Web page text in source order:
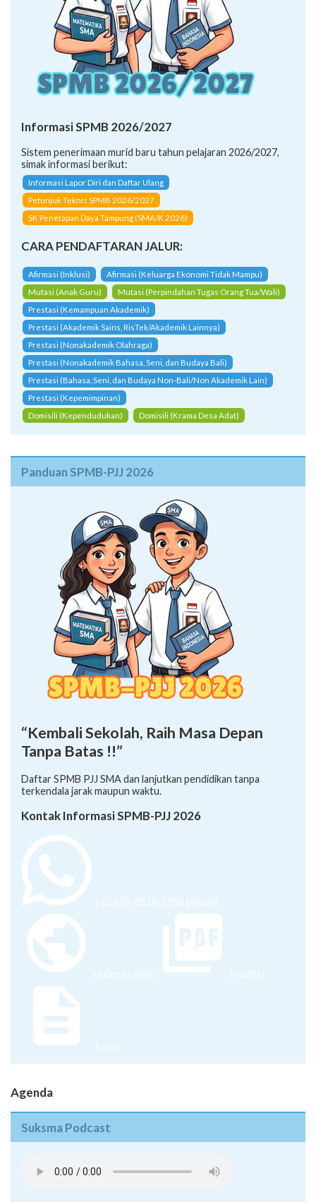
Informasi SPMB 2026/2027
Sistem penerimaan murid baru tahun pelajaran 2026/2027,
simak informasi berikut:
Informasi Lapor Diri dan Daftar Ulang
Petunjuk Teknis SPMB 2026/2027
SK Penetapan Daya Tampung (SMA/K 2026)
CARA PENDAFTARAN JALUR:
Afirmasi (Inklusi)
Afirmasi (Keluarga Ekonomi Tidak Mampu)
Mutasi (Anak Guru)
Mutasi (Perpindahan Tugas Orang Tua/Wali)
Prestasi (Kemampuan Akademik)
Prestasi (Akademik Sains, RisTek/Akademik Lainnya)
Prestasi (Nonakademik Olahraga)
Prestasi (Nonakademik Bahasa, Seni, dan Budaya Bali)
Prestasi (Bahasa, Seni, dan Budaya Non-Bali/Non Akademik Lain)
Prestasi (Kepemimpinan)
Domisili (Kependudukan)
Domisili (Krama Desa Adat)
Panduan SPMB-PJJ 2026
“Kembali Sekolah, Raih Masa Depan
Tanpa Batas !!”
Daftar SPMB PJJ SMA dan lanjutkan pendidikan tanpa
terkendala jarak maupun waktu.
Kontak Informasi SPMB-PJJ 2026
+62 878-8528-5958 (Ayumi)
Halaman Web Pamflet
Juknis
Agenda
Suksma Podcast